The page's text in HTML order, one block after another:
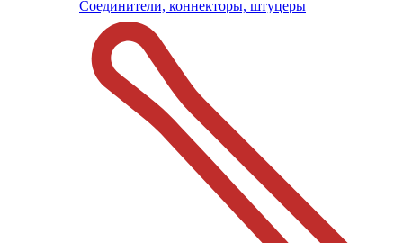
Соединители, коннекторы, штуцеры